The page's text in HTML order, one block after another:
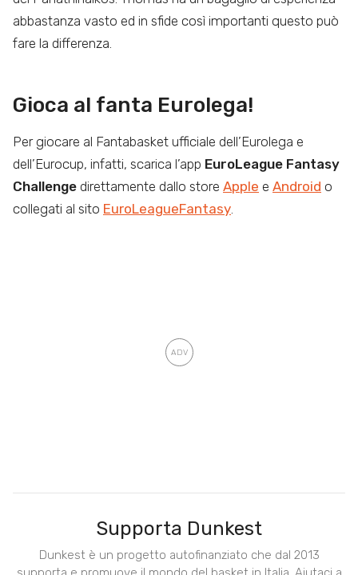
abbastanza vasto ed in sfide così importanti questo può
fare la differenza.
Gioca al fanta Eurolega!
Per giocare al Fantabasket ufficiale dell’Eurolega e
dell’Eurocup, infatti, scarica l’app EuroLeague Fantasy
Challenge direttamente dallo store Apple e Android o
collegati al sito EuroLeagueFantasy
Supporta Dunkest
Dunkest è un progetto autofinanziato che dal 2013